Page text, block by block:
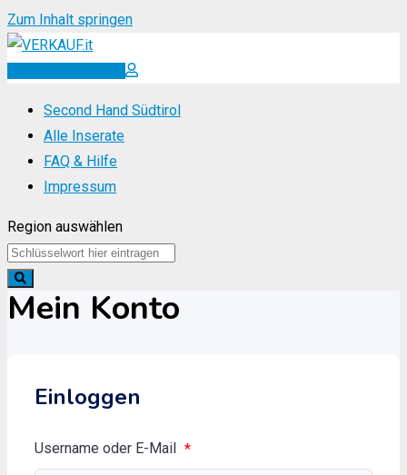
Zum Inhalt springen
Inserat erstellen
Second Hand Südtirol
Alle Inserate
FAQ & Hilfe
Impressum
Region auswählen
Mein Konto
Einloggen
Username oder E-Mail *